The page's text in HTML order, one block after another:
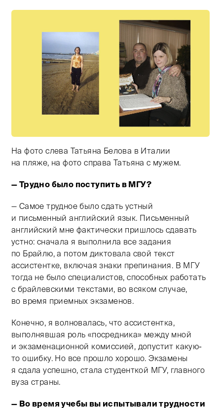
На фото слева Татьяна Белова в Италии
на пляже, на фото справа Татьяна с мужем.
Тифлокомментарий: Две цветные фотографии на
— Трудно было поступить в МГУ?
— Самое трудное было сдать устный
и письменный английский язык. Письменный
английский мне фактически пришлось сдавать
устно: сначала я выполнила все задания
по Брайлю, а потом диктовала свой текст
ассистентке, включая знаки препинания. В МГУ
тогда не было специалистов, способных работать
с брайлевскими текстами, во всяком случае,
во время приемных экзаменов.
Конечно, я волновалась, что ассистентка,
выполнявшая роль «посредника» между мной
и экзаменационной комиссией, допустит какую-
то ошибку. Но все прошло хорошо. Экзамены
я сдала успешно, стала студенткой МГУ, главного
вуза страны.
— Во время учебы вы испытывали трудности